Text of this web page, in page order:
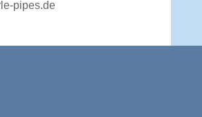
pipes.de